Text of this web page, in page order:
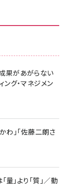
果があがらない
グ・マネジメン
わ」「佐藤二朗さ
」より「質」／動